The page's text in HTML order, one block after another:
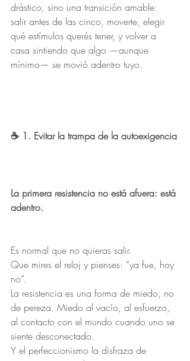
drástico, sino una transición amable:
salir antes de las cinco, moverte, elegir
qué estímulos querés tener, y volver a
casa sintiendo que algo —aunque
mínimo— se movió adentro tuyo.
☕ 1. Evitar la trampa de la autoexigencia
La primera resistencia no está afuera: está
adentro.
Es normal que no quieras salir.
Que mires el reloj y pienses: “ya fue, hoy
no”.
La resistencia es una forma de miedo; no
de pereza. Miedo al vacío, al esfuerzo,
al contacto con el mundo cuando uno se
siente desconectado.
Y el perfeccionismo la disfraza de